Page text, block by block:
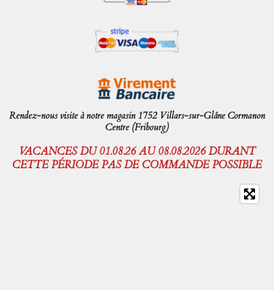
Rendez-nous visite à notre magasin 1752 Villars-sur-Glâne Cormanon
Centre (Fribourg)
VACANCES DU 01.08.26 AU 08.08.2026 DURANT
CETTE PÉRIODE PAS DE COMMANDE POSSIBLE